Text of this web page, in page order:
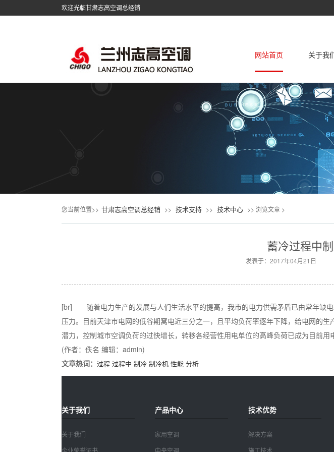
欢迎光临甘肃志高空调总经销
网站首页 关于我
关于我们
联系我们
您当前位置>> 甘肃志高空调总经销 >> 技术支持 >> 技术中心 >> 浏览文章 >
蓄冷过程中
发表于：2017年04月21日
[br] 随着电力生产的发展与人们生活水平的提高，我市的电力供需矛盾已由常年缺
压力。目前天津市电网的低谷期窝电近三分之一，且平均负荷率逐年下降，给电网的
潜力，控制城市空调负荷的过快增长，转移各经营性用电单位的高峰负荷已成为目前
(作者：佚名 编辑：admin)
文章热词： 过程 过程中 制冷 制冷机 性能 分析
关于我们
关于我们
企业荣誉证书
产品中心
家用空调
中央空调
技术优势
解决方案
施工技术